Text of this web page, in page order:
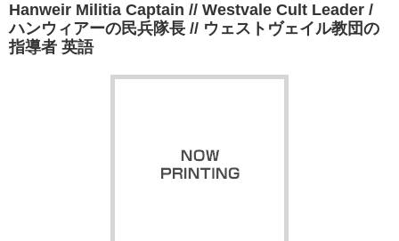
Hanweir Militia Captain // Westvale Cult Leader /
ハンウィアーの民兵隊長 // ウェストヴェイル教団の
指導者 英語